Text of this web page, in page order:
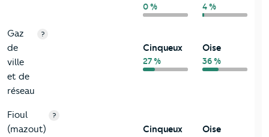
0 % 4 %
Gaz
de
ville
et de
réseau
?
Cinqueux
27 %
Oise
36 %
Fioul
(mazout)
?
Cinqueux Oise